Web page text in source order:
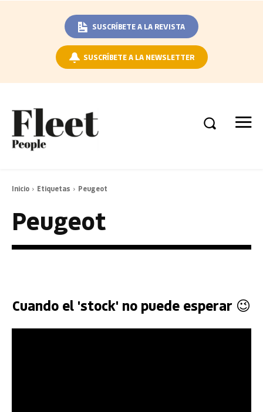
SUSCRÍBETE A LA REVISTA
SUSCRÍBETE A LA NEWSLETTER
Inicio Etiquetas Peugeot
Peugeot
Cuando el 'stock' no puede esperar 😉